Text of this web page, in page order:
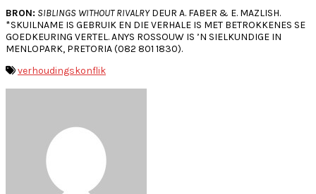
BRON: SIBLINGS WITHOUT RIVALRYDEUR A. FABER & E. MAZLISH.
*SKUILNAME IS GEBRUIK EN DIE VERHALE IS MET BETROKKENES SE
GOEDKEURING VERTEL. ANYS ROSSOUW IS ’N SIELKUNDIGE IN
MENLOPARK, PRETORIA (082 801 1830).
verhoudingskonflik